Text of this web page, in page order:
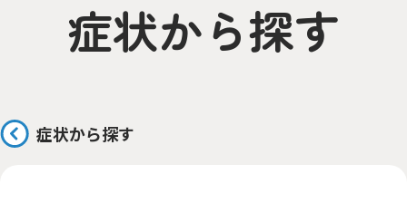
症状から探す
症状から探す